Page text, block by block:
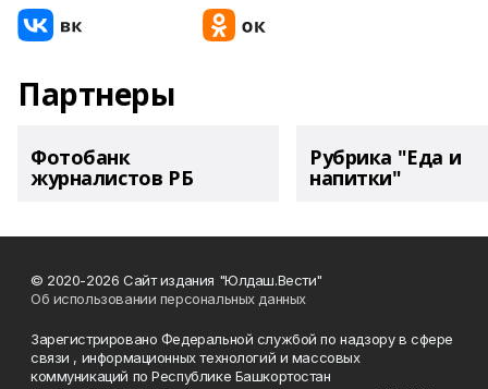
Партнеры
Фотобанк
журналистов РБ
Рубрика "Еда и
напитки"
© 2020-2026 Сайт издания "Юлдаш.Вести"
Об использовании персональных данных
Зарегистрировано Федеральной службой по надзору в сфере
связи , информационных технологий и массовых
коммуникаций по Республике Башкортостан